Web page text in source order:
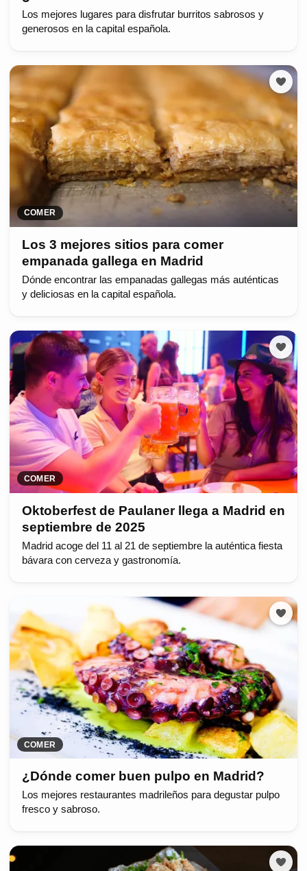
Los mejores lugares para disfrutar burritos sabrosos y
generosos en la capital española.
COMER
Los 3 mejores sitios para comer
empanada gallega en Madrid
Dónde encontrar las empanadas gallegas más auténticas
y deliciosas en la capital española.
COMER
Oktoberfest de Paulaner llega a Madrid en
septiembre de 2025
Madrid acoge del 11 al 21 de septiembre la auténtica fiesta
bávara con cerveza y gastronomía.
COMER
¿Dónde comer buen pulpo en Madrid?
Los mejores restaurantes madrileños para degustar pulpo
fresco y sabroso.